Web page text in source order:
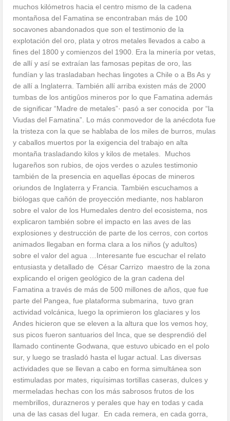
muchos kilómetros hacia el centro mismo de la cadena
montañosa del Famatina se encontraban más de 100
socavones abandonados que son el testimonio de la
explotación del oro, plata y otros metales llevados a cabo a
fines del 1800 y comienzos del 1900. Era la minería por vetas,
de allí y así se extraían las famosas pepitas de oro, las
fundían y las trasladaban hechas lingotes a Chile o a Bs As y
de allí a Inglaterra. También allí arriba existen más de 2000
tumbas de los antigûos mineros por lo que Famatina además
de significar “Madre de metales”· pasó a ser conocida por “la
Viudas del Famatina”. Lo más conmovedor de la anécdota fue
la tristeza con la que se hablaba de los miles de burros, mulas
y caballos muertos por la exigencia del trabajo en alta
montaña trasladando kilos y kilos de metales. Muchos
lugareños son rubios, de ojos verdes o azules testimonio
también de la presencia en aquellas épocas de mineros
oriundos de Inglaterra y Francia. También escuchamos a
biólogas que cañón de proyección mediante, nos hablaron
sobre el valor de los Humedales dentro del ecosistema, nos
explicaron también sobre el impacto en las aves de las
explosiones y destrucción de parte de los cerros, con cortos
animados llegaban en forma clara a los niños (y adultos)
sobre el valor del agua …Interesante fue escuchar el relato
entusiasta y detallado de César Carrizo maestro de la zona
explicando el origen geológico de la gran cadena del
Famatina a través de más de 500 millones de años, que fue
parte del Pangea, fue plataforma submarina, tuvo gran
actividad volcánica, luego la oprimieron los glaciares y los
Andes hicieron que se eleven a la altura que los vemos hoy,
sus picos fueron santuarios del Inca, que se desprendió del
llamado continente Godwana, que estuvo ubicado en el polo
sur, y luego se trasladó hasta el lugar actual. Las diversas
actividades que se llevan a cabo en forma simultánea son
estimuladas por mates, riquísimas tortillas caseras, dulces y
mermeladas hechas con los más sabrosos frutos de los
membrillos, durazneros y perales que hay en todas y cada
una de las casas del lugar. En cada remera, en cada gorra,